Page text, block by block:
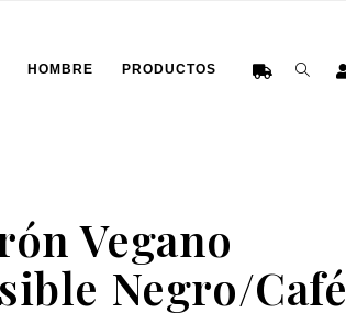
HOMBRE PRODUCTOS
Vegano
Negro/Café